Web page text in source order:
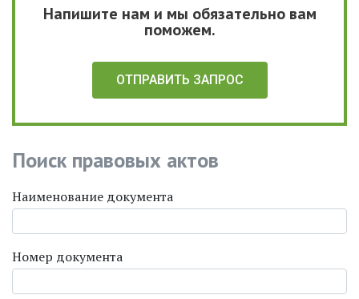
Напишите нам и мы обязательно вам
поможем.
ОТПРАВИТЬ ЗАПРОС
Поиск правовых актов
Наименование документа
Номер документа